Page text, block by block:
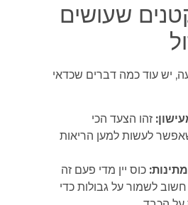
שעושים
עוד כמה דברים שכדאי
זהו הצעד הכי
לעשות למען הריאות
כוס יין מדי פעם זה
לשמור על גבולות כדי